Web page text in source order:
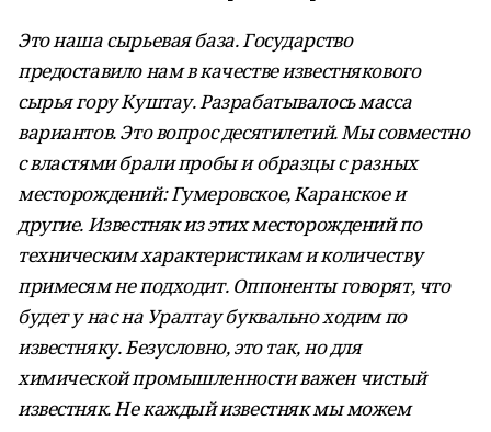
Это наша сырьевая база. Государство
предоставило нам в качестве известнякового
сырья гору Куштау. Разрабатывалось масса
вариантов. Это вопрос десятилетий. Мы совместно
с властями брали пробы и образцы с разных
месторождений: Гумеровское, Каранское и
другие. Известняк из этих месторождений по
техническим характеристикам и количеству
примесям не подходит. Оппоненты говорят, что
будет у нас на Уралтау буквально ходим по
известняку. Безусловно, это так, но для
химической промышленности важен чистый
известняк. Не каждый известняк мы можем